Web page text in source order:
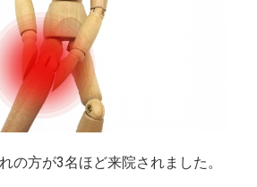
の方が3名ほど来院されました。